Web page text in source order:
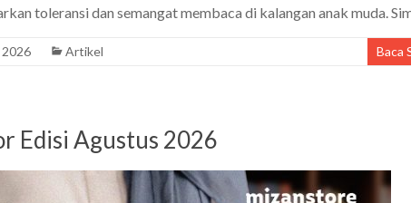
toleransi dan semangat membaca di kalangan anak muda.
Artikel Baca
Edisi Agustus 2026